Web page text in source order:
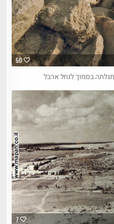
50
בסמוך לנחל ארבל
7